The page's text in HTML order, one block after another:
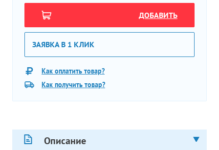
ДОБАВИТЬ
ЗАЯВКА В 1 КЛИК
Как оплатить товар?
Как получить товар?
Описание